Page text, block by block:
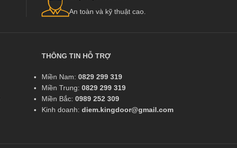
An toàn và kỹ thuật cao.
THÔNG TIN HỖ TRỢ
Miền Nam: 0829 299 319
Miền Trung: 0829 299 319
Miền Bắc: 0989 252 309
Kinh doanh: diem.kingdoor@gmail.com